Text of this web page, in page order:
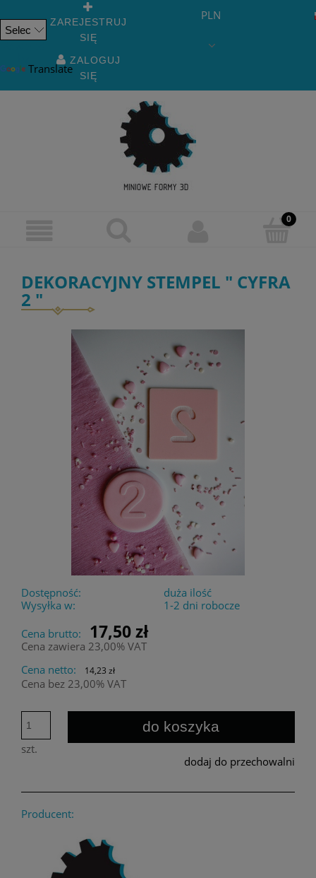
Translate
ZAREJESTRUJ
SIĘ
ZALOGUJ
SIĘ
PLN
DEKORACYJNY STEMPEL " CYFRA
2 "
Dostępność:
duża ilość
Wysyłka w:
1-2 dni robocze
Cena brutto:
17,50 zł
Cena zawiera 23,00% VAT
Cena netto:
14,23 zł
Cena bez 23,00% VAT
szt.
do koszyka
dodaj do przechowalni
Producent: